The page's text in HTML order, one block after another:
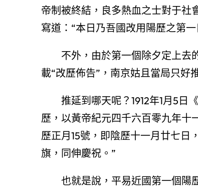
帝制被終結，良多熱血之士對于社
寫道：“本日乃吾國改用陽歷之第
不外，由於第一個除夕定上去
載“改歷佈告”，南京姑且當局只好
推延到哪天呢？1912年1月5日
歷，以黃帝紀元四千六百零九年
歷正月15號，即陰歷十一月廿七日
旗，同伸慶祝。”
也就是說，平易近國第一個陽